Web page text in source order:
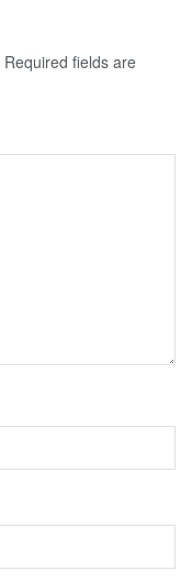
Required fields are